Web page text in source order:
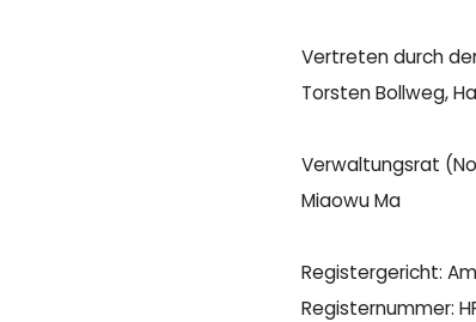
Vertreten durch
Torsten Bollweg,
Verwaltungsrat
Miaowu Ma
Registergericht:
Registernummer: